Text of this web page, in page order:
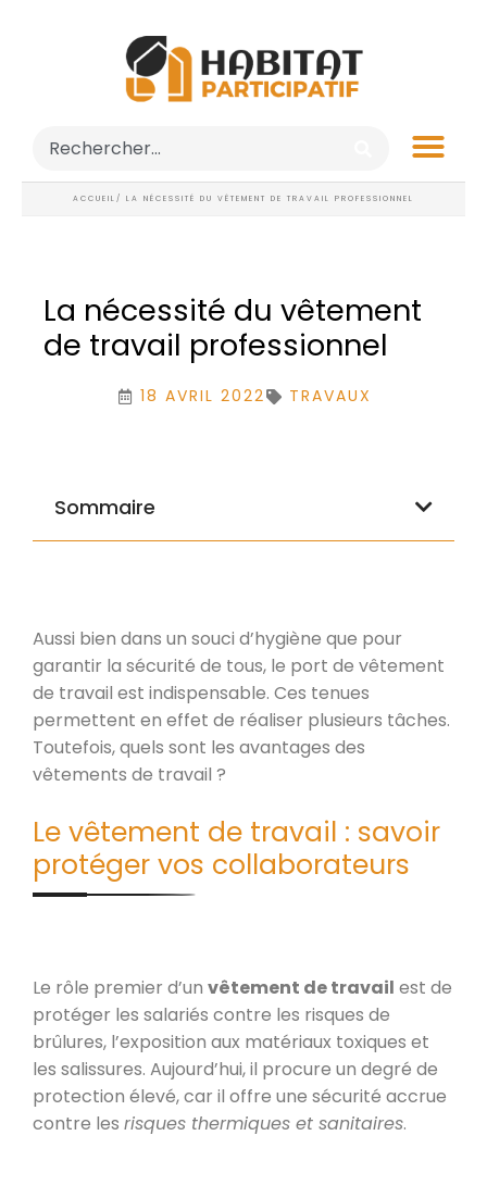
ACCUEIL / LA NÉCESSITÉ DU VÊTEMENT DE TRAVAIL PROFESSIONNEL
La nécessité du vêtement
de travail professionnel
18 AVRIL 2022 TRAVAUX
Sommaire
Aussi bien dans un souci d’hygiène que pour
garantir la sécurité de tous, le port de vêtement
de travail est indispensable. Ces tenues
permettent en effet de réaliser plusieurs tâches.
Toutefois, quels sont les avantages des
vêtements de travail ?
Le vêtement de travail : savoir
protéger vos collaborateurs
Le rôle premier d’un vêtement de travail est de
protéger les salariés contre les risques de
brûlures, l’exposition aux matériaux toxiques et
les salissures. Aujourd’hui, il procure un degré de
protection élevé, car il offre une sécurité accrue
contre les risques thermiques et sanitaires.